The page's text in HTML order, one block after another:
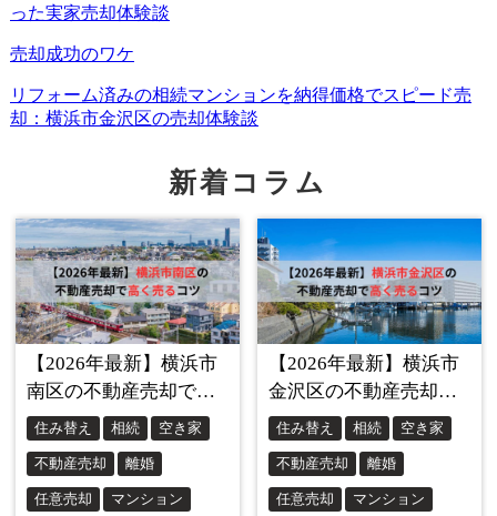
固定費を大幅に抑える。車の維持費や外食、レジャー費な
ども最小限に絞る。
ケース②貯蓄の取り崩し：
資金に充てる。ただし長期化が見込まれる場合は控えめに
する。
ケース③臨時収入の確保：
アルバイトやパート収入など、本業以外の収入源を作る。
副業や内職なども検討する。
ケース④金融機関への相談：
収入減少の事情を説明し、返済条件の変更(返済期間の延長
や金利引き下げなど)を求める。延滞する前の早めの対応が
新着コラム